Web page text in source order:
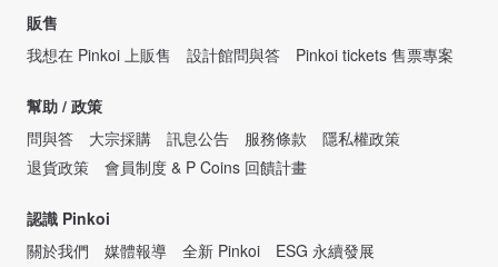
販售
我想在 Pinkoi 上販售
設計館問與答 Pinkoi tickets 售票專案
幫助 / 政策
問與答
大宗採購 訊息公告 服務條款
隱私權政策
退貨政策
會員制度 & P Coins 回饋計畫
認識 Pinkoi
關於我們
媒體報導 全新 Pinkoi
ESG 永續發展